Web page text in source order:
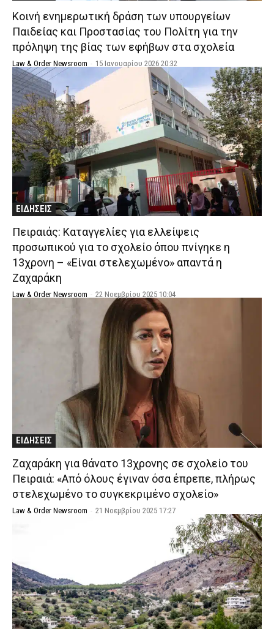
Κοινή ενημερωτική δράση των υπουργείων
Παιδείας και Προστασίας του Πολίτη για την
πρόληψη της βίας των εφήβων στα σχολεία
Law & Order Newsroom - 15 Ιανουαρίου 2026 20:32
ΕΙΔΗΣΕΙΣ
Πειραιάς: Καταγγελίες για ελλείψεις
προσωπικού για το σχολείο όπου πνίγηκε η
13χρονη – «Είναι στελεχωμένο» απαντά η
Ζαχαράκη
Law & Order Newsroom - 22 Νοεμβρίου 2025 10:04
ΕΙΔΗΣΕΙΣ
Ζαχαράκη για θάνατο 13χρονης σε σχολείο του
Πειραιά: «Από όλους έγιναν όσα έπρεπε, πλήρως
στελεχωμένο το συγκεκριμένο σχολείο»
Law & Order Newsroom - 21 Νοεμβρίου 2025 17:27